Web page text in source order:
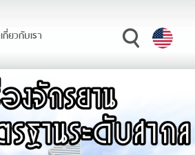
เกี่ยวกับเรา